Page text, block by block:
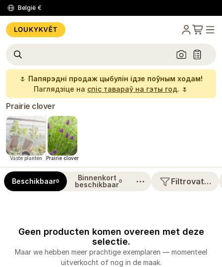
België €
🌷 Папярэдні продаж цыбулін ідзе поўным ходам!
Паглядзіце на спіс тавараў на гэты год. 🌷
Prairie clover
Vaste planten Prairie clover
Beschikbaar0
Binnenkort
beschikbaar0 ⋯ Filtrovat…
Geen producten komen overeen met deze
selectie.
Maar we hebben meer prachtige exemplaren — momenteel
uitverkocht of nog in de maak.